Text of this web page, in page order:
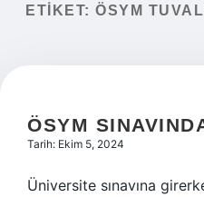
Yasal Uyarı
ETIKET: ÖSYM
ÖSYM
Tarih: Ekim 5, 2024
Üniversite sınavına